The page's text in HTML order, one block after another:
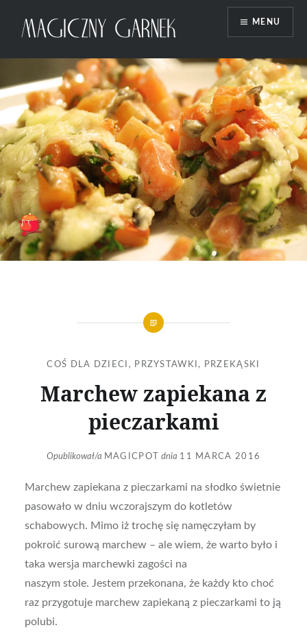
Magiczny Garnek
MENU
COŚ DLA DZIECI , PRZYSTAWKI, PRZEKĄSKI
Marchew zapiekana z
pieczarkami
Opublikował/a MAGICPOT dnia 11 MARCA 2016
Marchew zapiekana z pieczarkami na słodko świetnie
pasowało w dniu wczorajszym do kotletów
schabowych. Mimo iż trochę się namęczyłam by
pokroić surową marchew – ale wiem, że warto było i
taka wersja marchewki zagości na
naszym stole. Jestem przekonana, że każdy kto choć
raz przygotuje marchew zapiekaną z pieczarkami to ją
polubi.